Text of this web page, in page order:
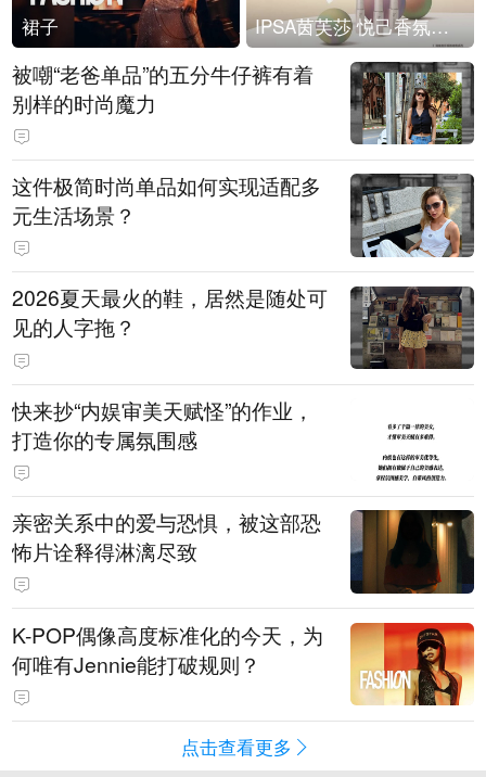
裙子 IPSA茵芙莎 悦己香氛凝露上市
被嘲“老爸单品”的五分牛仔裤有着
别样的时尚魔力
这件极简时尚单品如何实现适配多
元生活场景？
2026夏天最火的鞋，居然是随处可
见的人字拖？
快来抄“内娱审美天赋怪”的作业，
打造你的专属氛围感
亲密关系中的爱与恐惧，被这部恐
怖片诠释得淋漓尽致
K-POP偶像高度标准化的今天，为
何唯有Jennie能打破规则？
点击查看更多